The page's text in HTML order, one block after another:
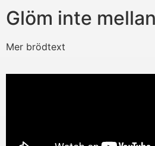
Glöm inte
Mer brödtext